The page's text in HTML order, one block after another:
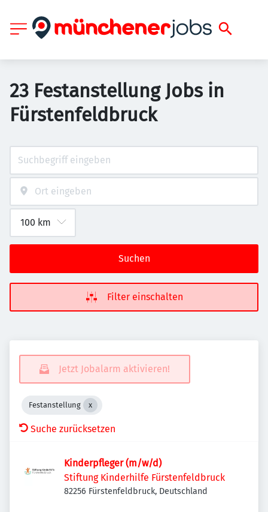
23 Festanstellung Jobs in
Fürstenfeldbruck
Suchen
Filter einschalten
Jetzt Jobalarm aktivieren!
Festanstellung
Suche zurücksetzen
Kinderpfleger (m/w/d)
Stiftung Kinderhilfe Fürstenfeldbruck
82256 Fürstenfeldbruck, Deutschland